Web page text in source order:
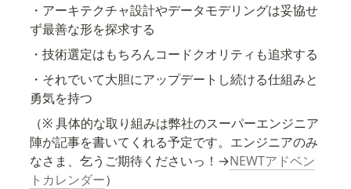
・アーキテクチャ設計やデータモデリングは妥協せ
ず最善な形を探求する
・技術選定はもちろんコードクオリティも追求する
・それでいて大胆にアップデートし続ける仕組みと
勇気を持つ
（※ 具体的な取り組みは弊社のスーパーエンジニア
陣が記事を書いてくれる予定です。エンジニアのみ
なさま、乞うご期待くださいっ！→NEWTアドベン
トカレンダー）